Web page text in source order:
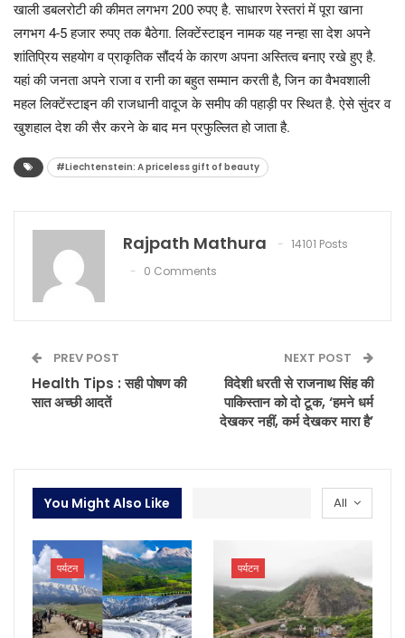
खाली डबलरोटी की कीमत लगभग 200 रुपए है. साधारण रेस्तरां में पूरा खाना
लगभग 4-5 हजार रुपए तक बैठेगा. लिक्टेंस्टाइन नामक यह नन्हा सा देश अपने
शांतिप्रिय सहयोग व प्राकृतिक सौंदर्य के कारण अपना अस्तित्व बनाए रखे हुए है.
यहां की जनता अपने राजा व रानी का बहुत सम्मान करती है, जिन का वैभवशाली
महल लिक्टेंस्टाइन की राजधानी वादूज के समीप की पहाड़ी पर स्थित है. ऐसे सुंदर व
खुशहाल देश की सैर करने के बाद मन प्रफुल्लित हो जाता है.
#Liechtenstein: A priceless gift of beauty
Rajpath Mathura
14101 Posts
0 Comments
PREV POST
Health Tips : सही पोषण की
सात अच्छी आदतें
NEXT POST
विदेशी धरती से राजनाथ सिंह की
पाकिस्तान को दो टूक, ‘हमने धर्म
देखकर नहीं, कर्म देखकर मारा है’
All
You Might Also Like
पर्यटन पर्यटन